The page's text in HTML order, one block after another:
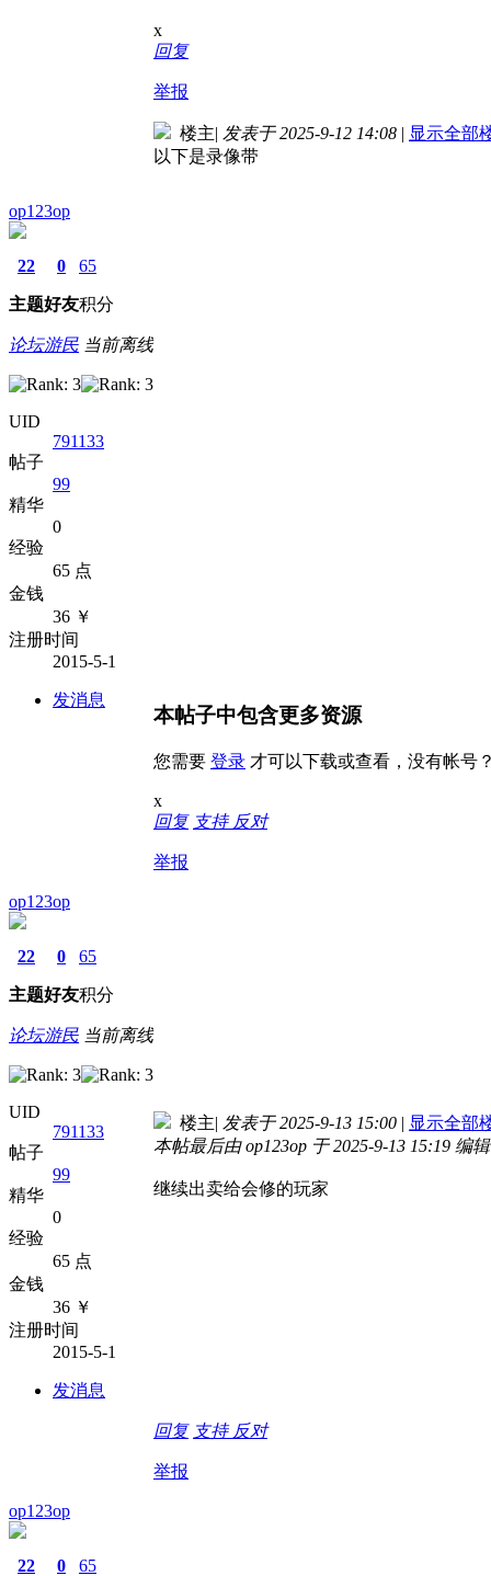
x
回复
举报
op123op
22
主题
0
好友
65
积分
论坛游民 当前离线
UID
791133
帖子
99
精华
0
经验
65 点
金钱
36 ￥
注册时间
2015-5-1
发消息
楼主| 发表于 2025-9-12 14:08 | 显示全部
以下是录像带
本帖子中包含更多资源
您需要 登录 才可以下载或查看，没有帐号
x
回复 支持 反对
举报
op123op
22
主题
0
好友
65
积分
论坛游民 当前离线
UID
791133
帖子
99
精华
0
经验
65 点
金钱
36 ￥
注册时间
2015-5-1
发消息
楼主| 发表于 2025-9-13 15:00 | 显示全部
本帖最后由 op123op 于 2025-9-13 15:19 编辑
继续出卖给会修的玩家
回复 支持 反对
举报
op123op
22 0 65